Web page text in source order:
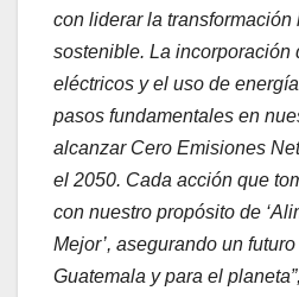
con liderar la
sostenible. La incorporación
eléctricos y el uso de
pasos fundamentales en
alcanzar Cero Emisiones
el 2050. Cada acción que
con nuestro propósito de
Mejor’, asegurando un
Guatemala y para el planeta”,